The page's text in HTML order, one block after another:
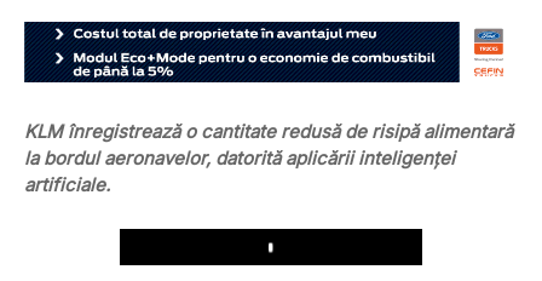
KLM înregistrează o cantitate redusă de risipă alimentară
la bordul aeronavelor, datorită aplicării inteligenței
artificiale.
Play